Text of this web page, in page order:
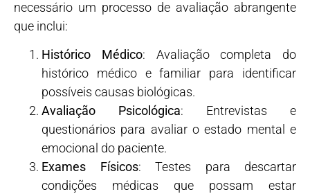
necessário um processo de avaliação abrangente
que inclui:
Histórico Médico: Avaliação completa do
histórico médico e familiar para identificar
possíveis causas biológicas.
Avaliação Psicológica: Entrevistas e
questionários para avaliar o estado mental e
emocional do paciente.
Exames Físicos: Testes para descartar
condições médicas que possam estar